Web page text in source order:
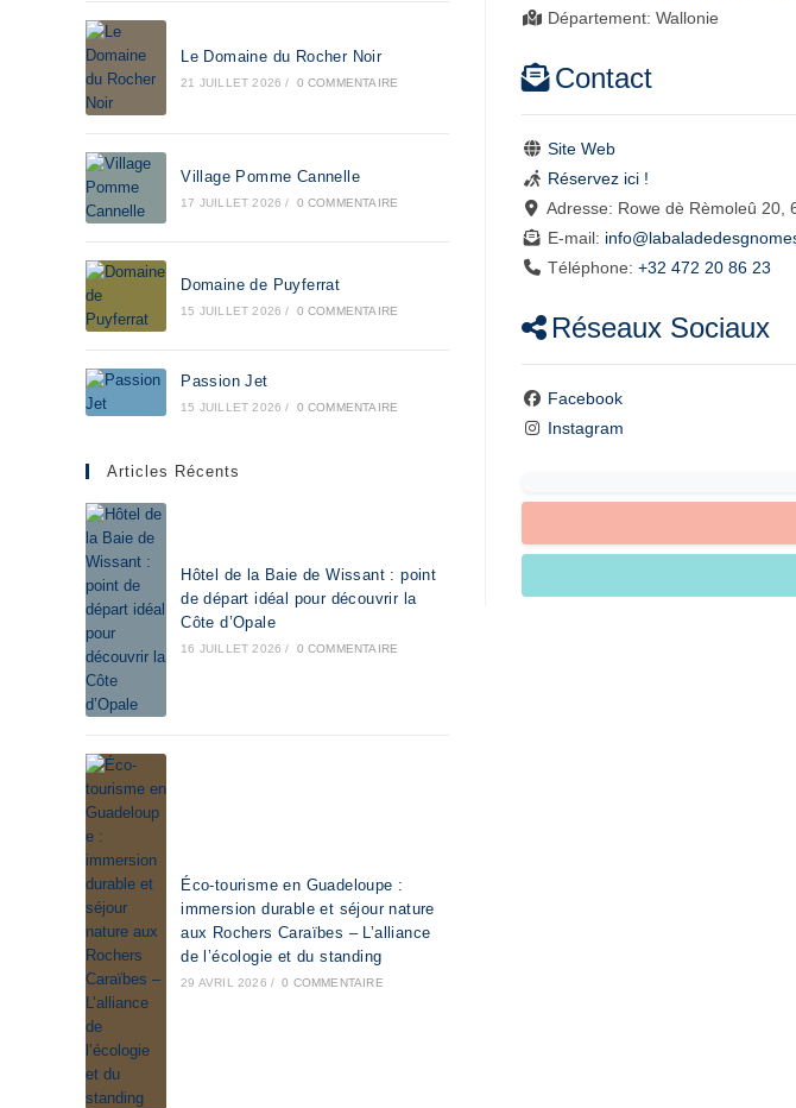
Département: Wallonie
Contact
Site Web
Réservez ici !
Adresse: Rowe dè Rèmoleû 20,
E-mail: info@
Téléphone: +32 472 20 86 23
Réseaux Sociaux
Facebook
Instagram
Le Domaine du Rocher Noir
21 JUILLET 2026 / 0 COMMENTAIRE
Village Pomme Cannelle
17 JUILLET 2026 / 0 COMMENTAIRE
Domaine de Puyferrat
15 JUILLET 2026 / 0 COMMENTAIRE
Passion Jet
15 JUILLET 2026 / 0 COMMENTAIRE
Articles Récents
Hôtel de la Baie de Wissant : point
de départ idéal pour découvrir la
Côte d’Opale
16 JUILLET 2026 / 0 COMMENTAIRE
Éco-tourisme en Guadeloupe :
immersion durable et séjour nature
aux Rochers Caraïbes – L’alliance
de l’écologie et du standing
29 AVRIL 2026 / 0 COMMENTAIRE